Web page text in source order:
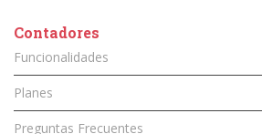
Contadores
Funcionalidades
Planes
Preguntas Frecuentes